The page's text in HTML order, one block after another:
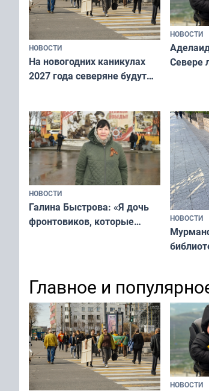
НОВОСТИ
На новогодних каникулах
2027 года северяне будут
НОВОСТИ
Севере
НОВОСТИ
Галина Быстрова: «Я дочь
фронтовиков, которые
НОВОСТИ
Главное и
НОВОСТИ